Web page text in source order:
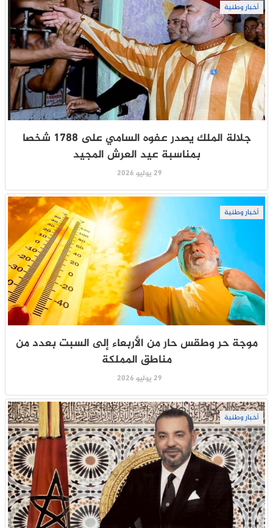
أخبار وطنية
جلالة الملك يصدر عفوه السامي على 1788 شخصا
بمناسبة عيد العرش المجيد
29 يوليو 2026
أخبار وطنية
موجة حر وطقس حار من الأربعاء إلى السبت بعدد من
مناطق المملكة
29 يوليو 2026
أخبار وطنية